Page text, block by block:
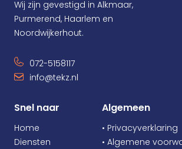
Wij zijn gevestigd in Alkmaar,
Purmerend, Haarlem en
Noordwijkerhout.
072-5158117
info@tekz.nl
Snel naar
Home
Diensten
Algemeen
• Privacyverklaring
• Algemene